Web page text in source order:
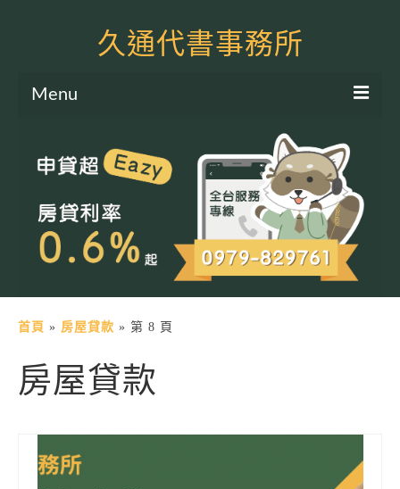
久通代書事務所
Menu
土地二胎申貸
房屋二胎申貸
軍公教貸款
土地貸款
房屋貸款
信用貸款
代書貸款
精選知識
首頁 » 房屋貸款 » 第 8 頁
房屋貸款